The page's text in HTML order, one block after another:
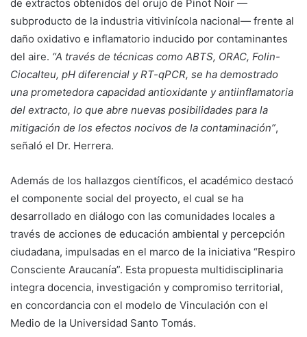
de extractos obtenidos del orujo de Pinot Noir —
subproducto de la industria vitivinícola nacional— frente al
daño oxidativo e inflamatorio inducido por contaminantes
del aire. “A través de técnicas como ABTS, ORAC, Folin-
Ciocalteu, pH diferencial y RT-qPCR, se ha demostrado
una prometedora capacidad antioxidante y antiinflamatoria
del extracto, lo que abre nuevas posibilidades para la
mitigación de los efectos nocivos de la contaminación”,
señaló el Dr. Herrera.
Además de los hallazgos científicos, el académico destacó
el componente social del proyecto, el cual se ha
desarrollado en diálogo con las comunidades locales a
través de acciones de educación ambiental y percepción
ciudadana, impulsadas en el marco de la iniciativa “Respiro
Consciente Araucanía”. Esta propuesta multidisciplinaria
integra docencia, investigación y compromiso territorial,
en concordancia con el modelo de Vinculación con el
Medio de la Universidad Santo Tomás.